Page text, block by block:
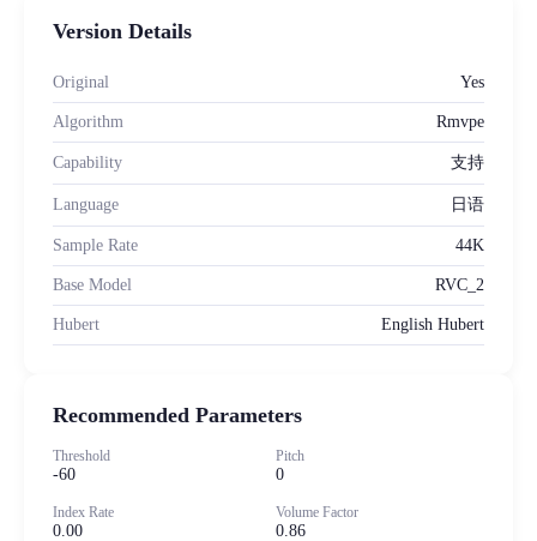
Version Details
Original Yes
Algorithm Rmvpe
Capability 支持
Language 日语
Sample Rate 44K
Base Model RVC_2
Hubert English Hubert
Recommended Parameters
Threshold
-60
Pitch
0
Index Rate
0.00
Volume Factor
0.86